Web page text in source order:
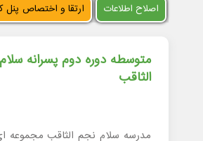
اصلاح اطلاعات ارتقا و اختصاص پنل
متوسطه دوره دوم پسرانه
الثاقب
مدرسه سلام نجم الثاقب مجموعه